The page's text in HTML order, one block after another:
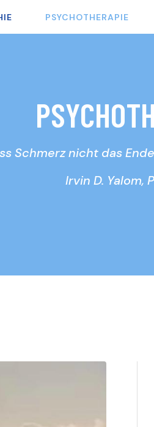
PSYCHOTHERAPIE
PSYCHOTH
Schmerz nicht das
Irvin D. Yalom,